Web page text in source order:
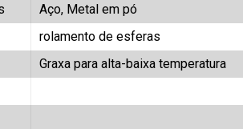
Aço, Metal em pó
rolamento de esferas
Graxa para alta-baixa temperatura